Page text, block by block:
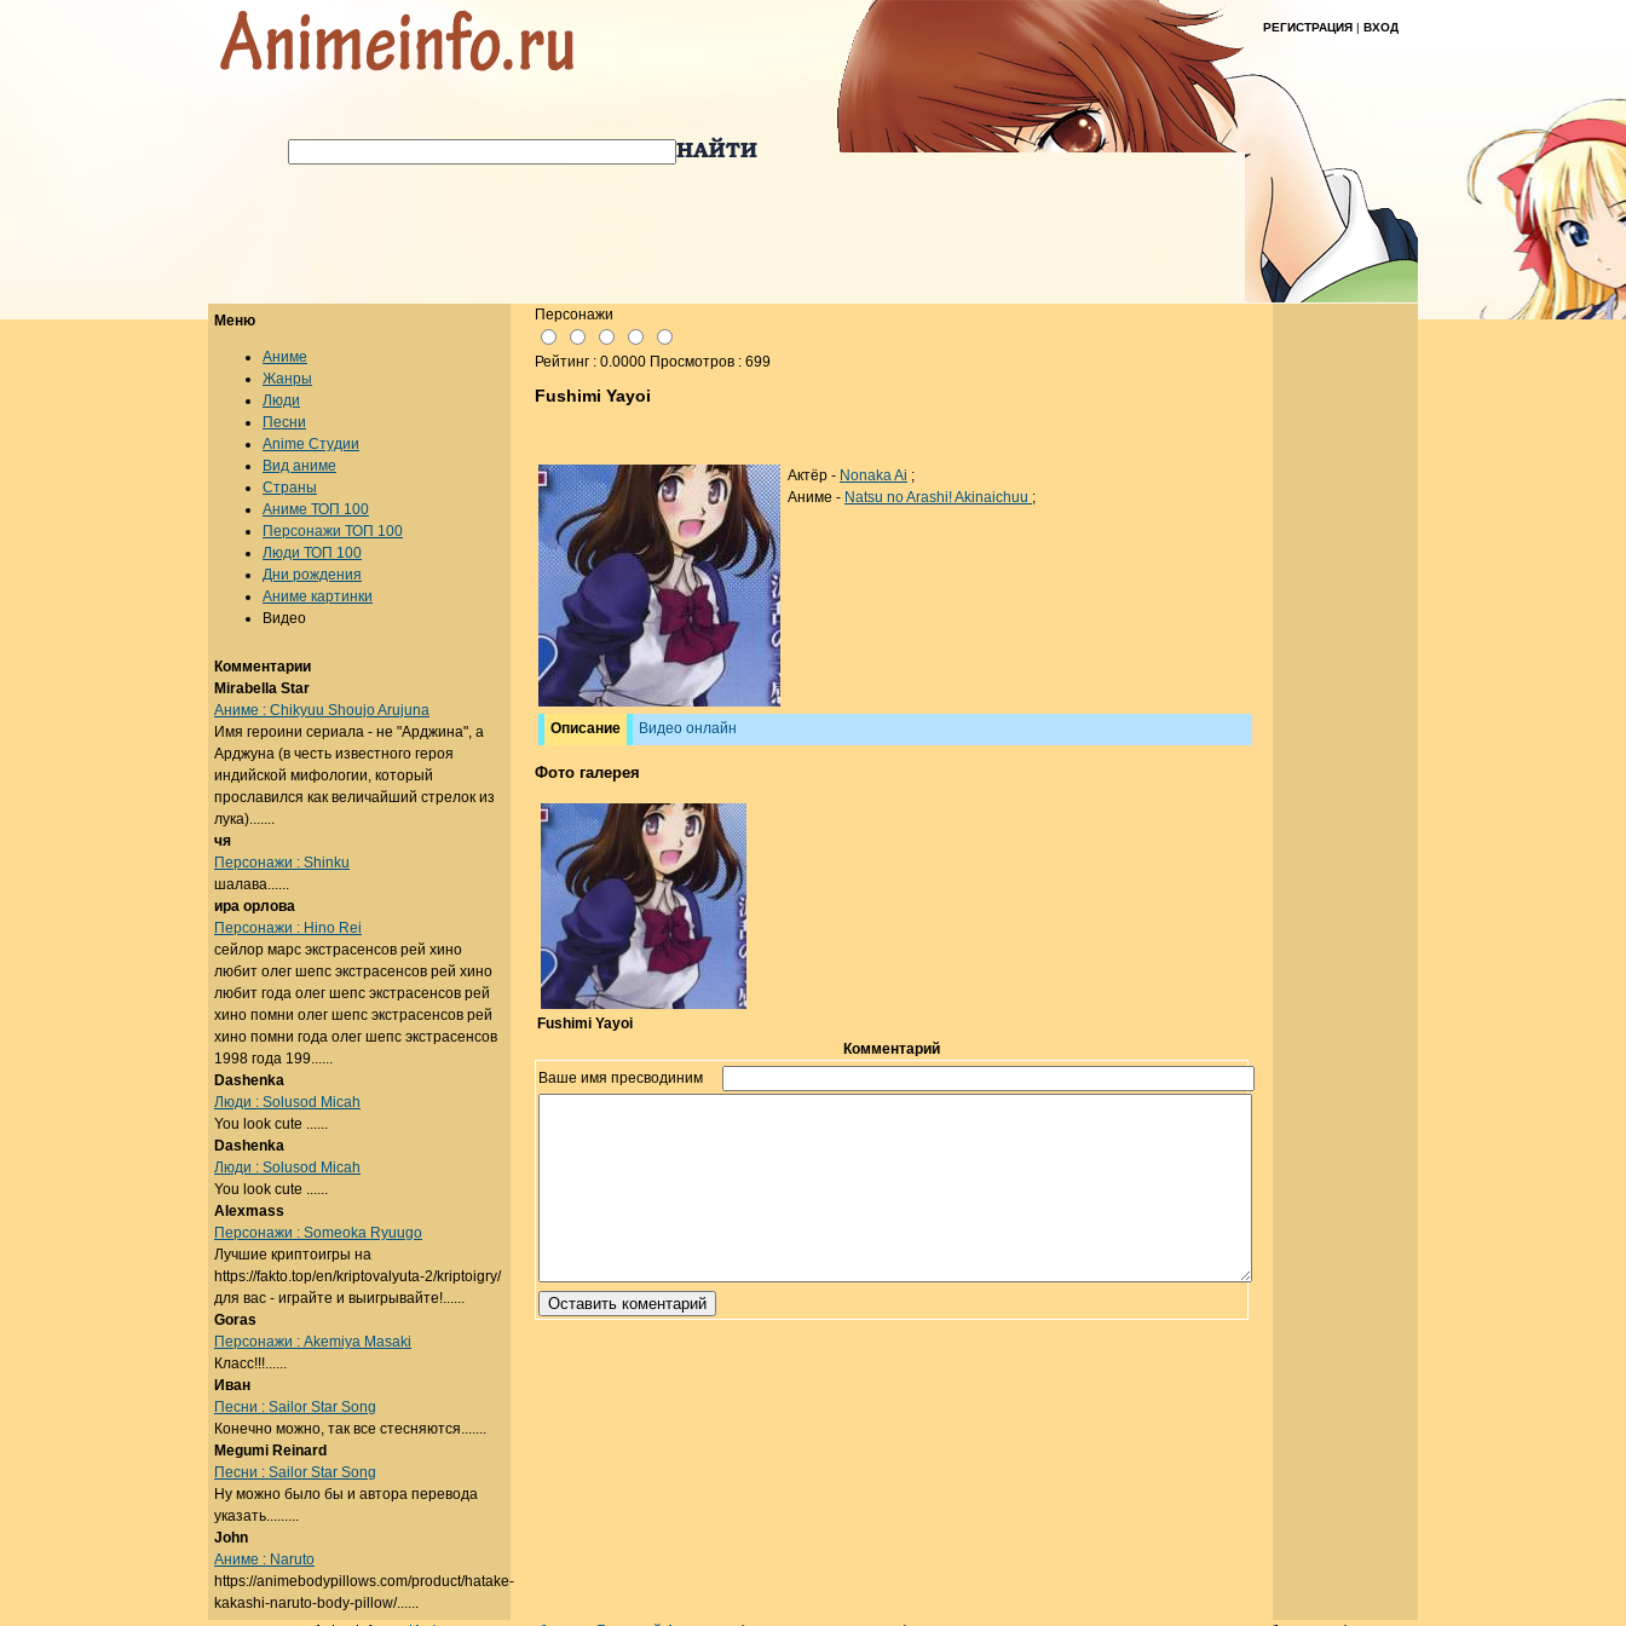
РЕГИСТРАЦИЯ | ВХОД
Персонажи
Рейтинг : 0.0000 Просмотров : 699
Fushimi Yayoi
Актёр - Nonaka Ai ;
Аниме - Natsu no Arashi! Akinaichuu ;
Описание Видео онлайн
Фото галерея
Fushimi Yayoi
Комментарий
Ваше имя пресводиним
Меню
Аниме
Жанры
Люди
Песни
Anime Студии
Вид аниме
Страны
Аниме ТОП 100
Персонажи ТОП 100
Люди ТОП 100
Дни рождения
Аниме картинки
Видео
Комментарии
Mirabella Star
Аниме : Chikyuu Shoujo Arujuna
Имя героини сериала - не "Арджина", а
Арджуна (в честь известного героя
индийской мифологии, который
прославился как величайший стрелок из
лука).......
чя
Персонажи : Shinku
шалава......
ира орлова
Персонажи : Hino Rei
сейлор марс экстрасенсов рей хино
любит олег шепс экстрасенсов рей хино
любит года олег шепс экстрасенсов рей
хино помни олег шепс экстрасенсов рей
хино помни года олег шепс экстрасенсов
1998 года 199......
Dashenka
Люди : Solusod Micah
You look cute ......
Dashenka
Люди : Solusod Micah
You look cute ......
Alexmass
Персонажи : Someoka Ryuugo
Лучшие криптоигры на
https://fakto.top/en/kriptovalyuta-2/kriptoigry/
для вас - играйте и выигрывайте!......
Goras
Персонажи : Akemiya Masaki
Класс!!!......
Иван
Песни : Sailor Star Song
Конечно можно, так все стесняются.......
Megumi Reinard
Песни : Sailor Star Song
Ну можно было бы и автора перевода
указать.........
John
Аниме : Naruto
https://animebodypillows.com/product/hatake-
kakashi-naruto-body-pillow/......